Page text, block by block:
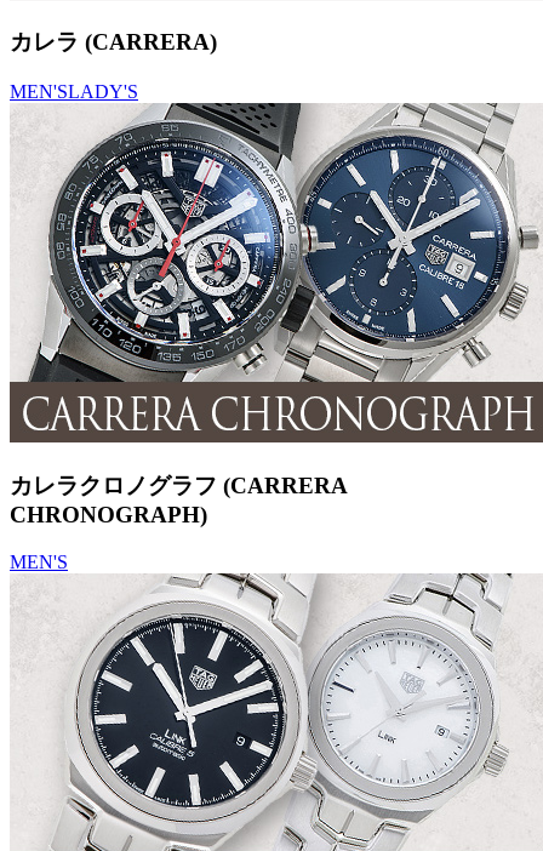
カレラ (CARRERA)
MEN'SLADY'S
カレラクロノグラフ (CARRERA
CHRONOGRAPH)
MEN'S